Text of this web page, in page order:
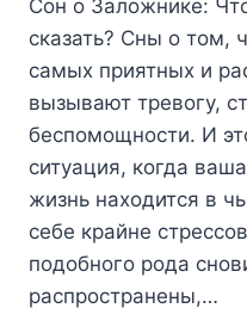
Сон о Заложнике:
сказать? Сны о том,
самых приятных и
вызывают тревогу,
беспомощности. И
ситуация, когда
жизнь находится в
себе крайне
подобного рода
распространены,…